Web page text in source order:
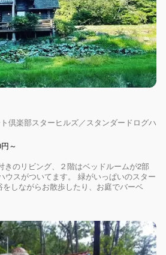
楽部スターヒルズ／スタンダードログハ
～
きのリビング、２階はベッドルームが2部
ウスがついてます。 緑がいっぱいのスター
しながらお散歩したり、お庭でバーベ